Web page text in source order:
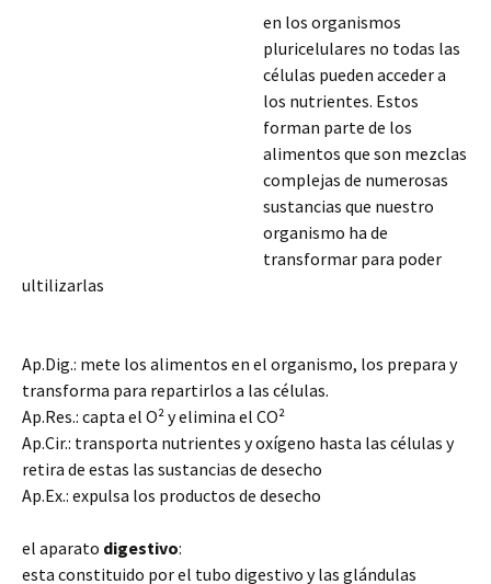
en los organismos
pluricelulares no todas las
células pueden acceder a
los nutrientes. Estos
forman parte de los
alimentos que son mezclas
complejas de numerosas
sustancias que nuestro
organismo ha de
transformar para poder
ultilizarlas
Ap.Dig.: mete los alimentos en el organismo, los prepara y
transforma para repartirlos a las células.
Ap.Res.: capta el O² y elimina el CO²
Ap.Cir.: transporta nutrientes y oxígeno hasta las células y
retira de estas las sustancias de desecho
Ap.Ex.: expulsa los productos de desecho
el aparato digestivo:
esta constituido por el tubo digestivo y las glándulas